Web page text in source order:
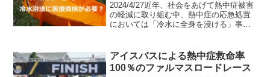
2024/4/27近年、社会をあげて熱中症被害
の軽減に取り組む中、熱中症の応急処置
においては「冷水に全身を浸ける」事が
メリカのスポーツ科学研究所であるKSIの
所長がNH...
アイスバスによる熱中症救命率
100％のファルマスロードレース